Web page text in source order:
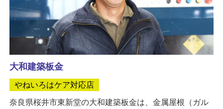
大和建築板金
やねいろはケア対応店
奈良県桜井市東新堂の大和建築板金は、金属屋根（ガル